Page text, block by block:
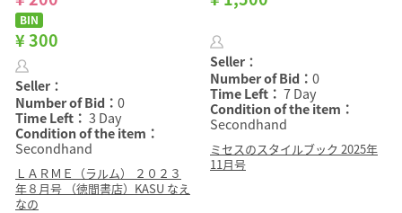
BIN
¥ 300
Seller：
Number of Bid： 0
Time Left： 3 Day
Condition of the item：
Secondhand
ＬＡＲＭＥ（ラルム） ２０２３
年８月号 （徳間書店）KASU なえ
なの
Seller：
Number of Bid： 0
Time Left： 7 Day
Condition of the item：
Secondhand
ミセスのスタイルブック 2025年
11月号